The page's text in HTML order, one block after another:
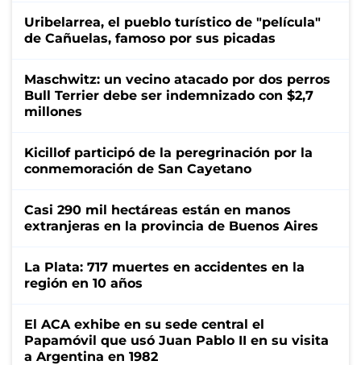
Uribelarrea, el pueblo turístico de "película"
de Cañuelas, famoso por sus picadas
Maschwitz: un vecino atacado por dos perros
Bull Terrier debe ser indemnizado con $2,7
millones
Kicillof participó de la peregrinación por la
conmemoración de San Cayetano
Casi 290 mil hectáreas están en manos
extranjeras en la provincia de Buenos Aires
La Plata: 717 muertes en accidentes en la
región en 10 años
El ACA exhibe en su sede central el
Papamóvil que usó Juan Pablo II en su visita
a Argentina en 1982